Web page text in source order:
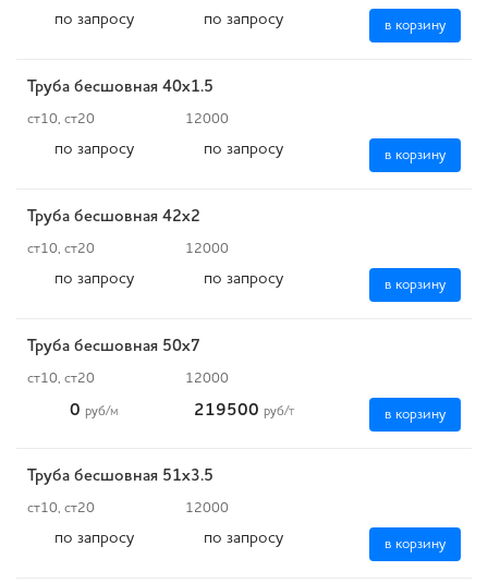
по запросу по запросу в корзину
Труба бесшовная 40х1.5
ст10, ст20 12000
по запросу по запросу в корзину
Труба бесшовная 42х2
ст10, ст20 12000
по запросу по запросу в корзину
Труба бесшовная 50х7
ст10, ст20 12000
0 руб/м 219500 руб/т в корзину
Труба бесшовная 51х3.5
ст10, ст20 12000
по запросу по запросу в корзину